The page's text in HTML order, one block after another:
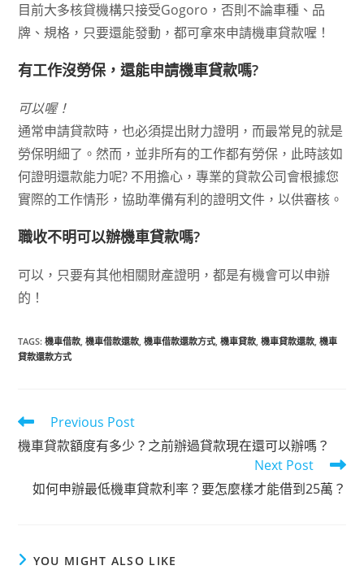
目前大多核貸機構只接受Gogoro，否則不論車種、品
牌、規格，只要還能發動，都可拿來申請機車貸款喔！
有工作沒勞保，還能申請機車貸款嗎?
可以喔！
通常申請貸款時，也必須提出財力證明，而最常見的就是
勞保明細了。然而，並非所有的工作都有勞保，此時該如
何證明還款能力呢? 不用擔心，專業的貸款公司會根據您
實際的工作情形，協助準備有利的證明文件，以供審核。
職收不明可以辦機車貸款嗎?
可以，只要有其他相關財產證明，都是有機會可以申辦
的！
TAGS:機車借款, 機車借款還款, 機車借款還款方式, 機車貸款, 機車貸款還款, 機車
貸款還款方式
Previous Post
機車貸款額度有多少？之前辦過貸款現在還可以辦嗎？
Next Post
如何申辦最低機車貸款利率？要怎麼樣才能借到25萬？
YOU MIGHT ALSO LIKE